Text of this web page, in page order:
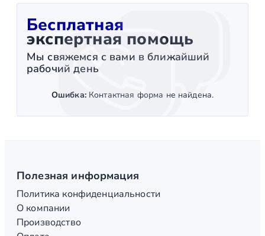
Бесплатная
экспертная помощь
Мы свяжемся с вами в ближайший
рабочий день
Ошибка:Контактная форма не найдена.
Полезная информация
Политика конфиденциальности
О компании
Производство